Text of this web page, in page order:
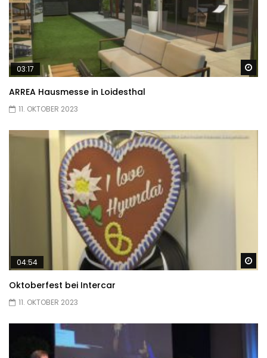
03:17
ARREA Hausmesse in Loidesthal
11. OKTOBER 2023
04:54
Oktoberfest bei Intercar
11. OKTOBER 2023